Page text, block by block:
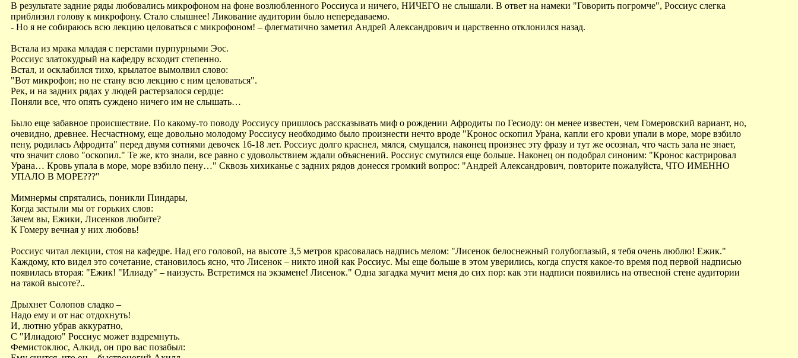
В результате задние ряды любовались микрофоном на фоне возлюбленного Россиуса и ничего, НИЧЕГО не слышали. В ответ на намеки "Говорить погромче", Россиус слегка
приблизил голову к микрофону. Стало слышнее! Ликование аудитории было непередаваемо.
- Но я не собираюсь всю лекцию целоваться с микрофоном! – флегматично заметил Андрей Александрович и царственно отклонился назад.
Встала из мрака младая с перстами пурпурными Эос.
Россиус златокудрый на кафедру всходит степенно.
Встал, и осклабился тихо, крылатое вымолвил слово:
"Вот микрофон; но не стану всю лекцию с ним целоваться".
Рек, и на задних рядах у людей растерзалося сердце:
Поняли все, что опять суждено ничего им не слышать…
Было еще забавное происшествие. По какому-то поводу Россиусу пришлось рассказывать миф о рождении Афродиты по Гесиоду: он менее известен, чем Гомеровский вариант, но,
очевидно, древнее. Несчастному, еще довольно молодому Россиусу необходимо было произнести нечто вроде "Кронос оскопил Урана, капли его крови упали в море, море взбило
пену, родилась Афродита" перед двумя сотнями девочек 16-18 лет. Россиус долго краснел, мялся, смущался, наконец произнес эту фразу и тут же осознал, что часть зала не знает,
что значит слово "оскопил." Те же, кто знали, все равно с удовольствием ждали объяснений. Россиус смутился еще больше. Наконец он подобрал синоним: "Кронос кастрировал
Урана… Кровь упала в море, море взбило пену…" Сквозь хихиканье с задних рядов донесся громкий вопрос: "Андрей Александрович, повторите пожалуйста, ЧТО ИМЕННО
УПАЛО В МОРЕ???"
Мимнермы спрятались, поникли Пиндары,
Когда застыли мы от горьких слов:
Зачем вы, Ежики, Лисенков любите?
К Гомеру вечная у них любовь!
Россиус читал лекции, стоя на кафедре. Над его головой, на высоте 3,5 метров красовалась надпись мелом: "Лисенок белоснежный голубоглазый, я тебя очень люблю! Ежик."
Каждому, кто видел это сочетание, становилось ясно, что Лисенок – никто иной как Россиус. Мы еще больше в этом уверились, когда спустя какое-то время под первой надписью
появилась вторая: "Ежик! "Илиаду" – наизусть. Встретимся на экзамене! Лисенок." Одна загадка мучит меня до сих пор: как эти надписи появились на отвесной стене аудитории
на такой высоте?..
Дрыхнет Солопов сладко –
Надо ему и от нас отдохнуть!
И, лютню убрав аккуратно,
С "Илиадою" Россиус может вздремнуть.
Фемистоклюс, Алкид, он про вас позабыл: